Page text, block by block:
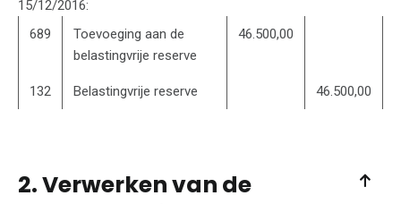
15/12/2016:
689
Toevoeging aan de
belastingvrije reserve
46.500,00
132 Belastingvrije reserve 46.500,00
2. Verwerken van de